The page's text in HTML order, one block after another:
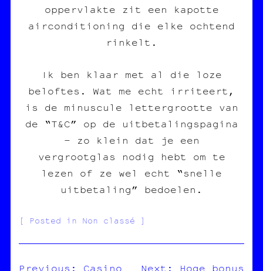
oppervlakte zit een kapotte
airconditioning die elke ochtend
rinkelt.
Ik ben klaar met al die loze
beloftes. Wat me echt irriteert,
is de minuscule lettergrootte van
de “T&C” op de uitbetalingspagina
– zo klein dat je een
vergrootglas nodig hebt om te
lezen of ze wel echt “snelle
uitbetaling” bedoelen.
Posted in Non classé
Previous: Casino Next: Hoge bonus